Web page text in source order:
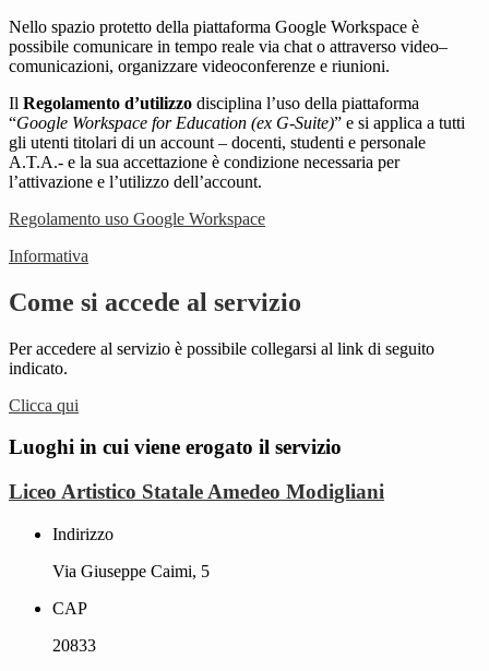
Nello spazio protetto della piattaforma Google Workspace è
possibile comunicare in tempo reale via chat o attraverso video–
comunicazioni, organizzare videoconferenze e riunioni.
Il Regolamento d’utilizzo disciplina l’uso della piattaforma
“Google Workspace for Education (ex G-Suite)” e si applica a tutti
gli utenti titolari di un account – docenti, studenti e personale
A.T.A.- e la sua accettazione è condizione necessaria per
l’attivazione e l’utilizzo dell’account.
Regolamento uso Google Workspace
Informativa
Come si accede al servizio
Per accedere al servizio è possibile collegarsi al link di seguito
indicato.
Clicca qui
Luoghi in cui viene erogato il servizio
Liceo Artistico Statale Amedeo Modigliani
Indirizzo
Via Giuseppe Caimi, 5
CAP
20833